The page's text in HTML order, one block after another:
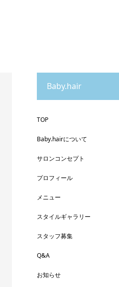
Baby.hair
TOP
Baby.hairについて
サロンコンセプト
プロフィール
メニュー
スタイルギャラリー
スタッフ募集
Q&A
お知らせ